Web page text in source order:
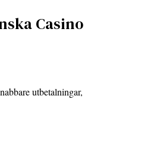
Casino
utbetalningar,